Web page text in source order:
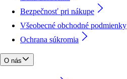
Bezpečnosť pri nákupe
Všeobecné obchodné podmienky
Ochrana súkromia
O nás